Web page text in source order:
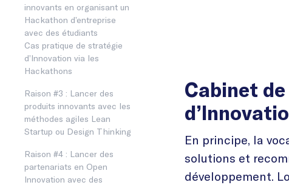
innovants en organisant un
Hackathon d’entreprise
avec des étudiants
Cas pratique de stratégie
d’Innovation via les
Hackathons
Raison #3 : Lancer des
produits innovants avec les
méthodes agiles Lean
Startup ou Design Thinking
Raison #4 : Lancer des
partenariats en Open
Innovation avec des
Cabinet
En principe, la
solutions et
développement.